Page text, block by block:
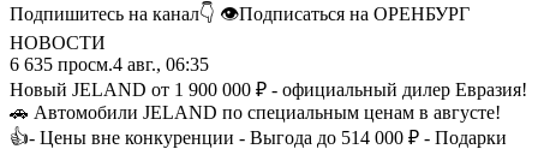
Подпишитесь на канал👇 👁Подписаться на ОРЕНБУРГ
НОВОСТИ
6 635 просм.4 авг., 06:35
Новый JELAND от 1 900 000 ₽ - официальный дилер Евразия!
🚗 Автомобили JELAND по специальным ценам в августе!
👍- Цены вне конкуренции - Выгода до 514 000 ₽ - Подарки